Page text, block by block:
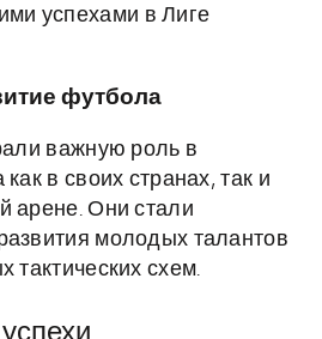
успехами в Лиге
футбола
важную роль в
в своих странах, так и
арене. Они стали
молодых талантов
тактических схем.